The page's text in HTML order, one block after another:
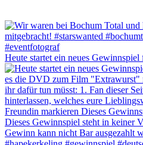
Heute startet ein neues